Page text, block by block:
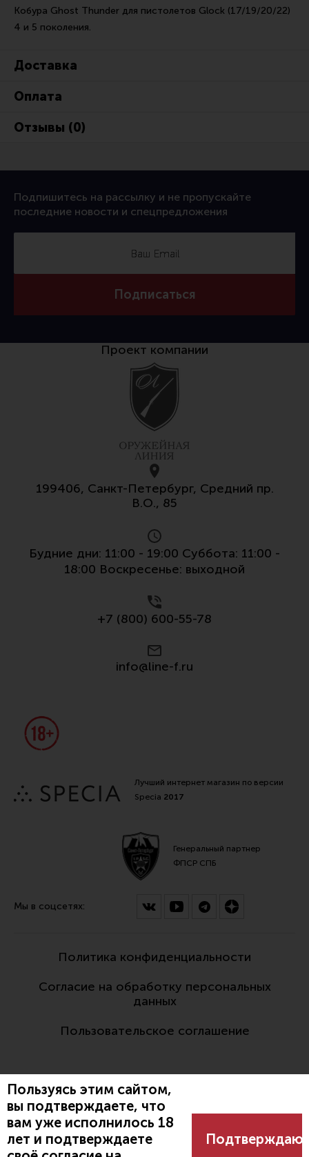
Пользуясь этим сайтом,
вы подтверждаете, что
вам уже исполнилось 18
лет и подтверждаете
Подтверждаю
Чистка, уход за оружием и релоадинг
Инструменты и другие аксессуары
Шомполы и наборы для чистки
Линия Огня Медиа
Обзоры
Фотоотчеты
Кобура Ghost Thunder для пистолетов Glock (17/19/20/22)
4 и 5 поколения.
Доставка
Оплата
Отзывы (0)
Подпишитесь на рассылку и не пропускайте
последние новости и спецпредложения
Подписаться
Проект компании
199406, Санкт-Петербург, Средний пр.
В.О., 85
Будние дни: 11:00 - 19:00 Суббота: 11:00 -
18:00 Воскресенье: выходной
+7 (800) 600-55-78
info@line-f.ru
Лучший интернет магазин по версии
Specia 2017
Генеральный партнер
ФПСР СПБ
Мы в соцсетях:
Политика конфиденциальности
Согласие на обработку персональных
данных
Пользовательское соглашение
Разработано: